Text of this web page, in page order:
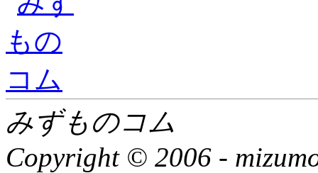
みずものコム
Copyright © 2006 -